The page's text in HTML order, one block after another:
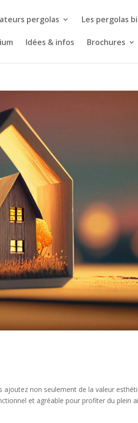
pergolas Les pergolas
Idées & infos Brochures
non seulement de la valeur
et agréable pour profiter du plein